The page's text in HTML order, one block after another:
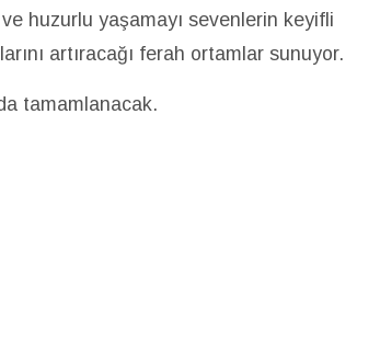
huzurlu yaşamayı sevenlerin keyifli
artıracağı ferah ortamlar sunuyor.
tamamlanacak.